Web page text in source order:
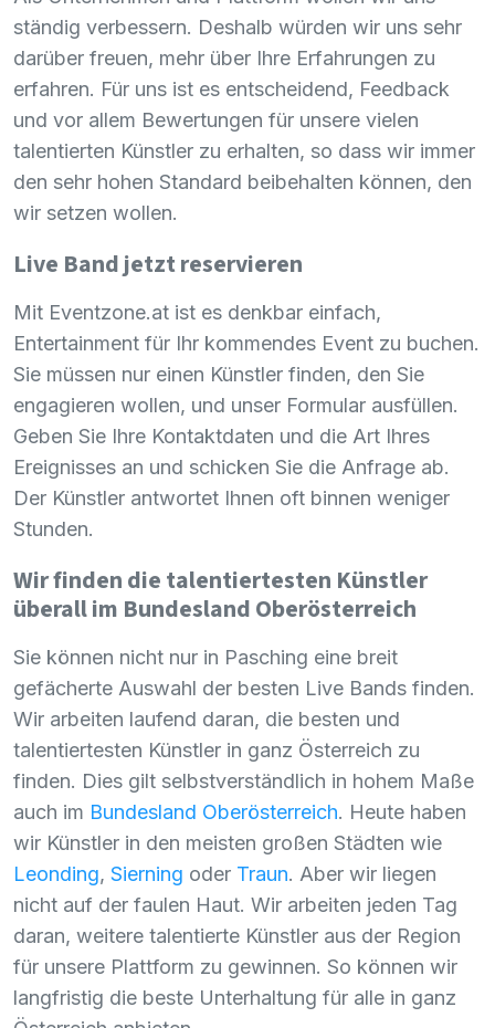
ständig verbessern. Deshalb würden wir uns sehr
darüber freuen, mehr über Ihre Erfahrungen zu
erfahren. Für uns ist es entscheidend, Feedback
und vor allem Bewertungen für unsere vielen
talentierten Künstler zu erhalten, so dass wir immer
den sehr hohen Standard beibehalten können, den
wir setzen wollen.
Live Band jetzt reservieren
Mit Eventzone.at ist es denkbar einfach,
Entertainment für Ihr kommendes Event zu buchen.
Sie müssen nur einen Künstler finden, den Sie
engagieren wollen, und unser Formular ausfüllen.
Geben Sie Ihre Kontaktdaten und die Art Ihres
Ereignisses an und schicken Sie die Anfrage ab.
Der Künstler antwortet Ihnen oft binnen weniger
Stunden.
Wir finden die talentiertesten Künstler
überall im Bundesland Oberösterreich
Sie können nicht nur in Pasching eine breit
gefächerte Auswahl der besten Live Bands finden.
Wir arbeiten laufend daran, die besten und
talentiertesten Künstler in ganz Österreich zu
finden. Dies gilt selbstverständlich in hohem Maße
auch im Bundesland Oberösterreich. Heute haben
wir Künstler in den meisten großen Städten wie
Leonding, Sierning oder Traun. Aber wir liegen
nicht auf der faulen Haut. Wir arbeiten jeden Tag
daran, weitere talentierte Künstler aus der Region
für unsere Plattform zu gewinnen. So können wir
langfristig die beste Unterhaltung für alle in ganz